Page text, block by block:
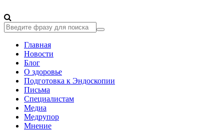
Главная
Новости
Блог
О здоровье
Подготовка к Эндоскопии
Письма
Специалистам
Медиа
Медрупор
Мнение